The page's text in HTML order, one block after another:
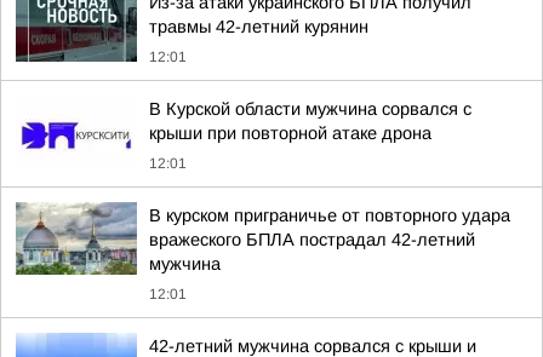
травмы 42-летний курянин
12:01
В Курской области мужчина сорвался с
крыши при повторной атаке дрона
12:01
В курском приграничье от повторного удара
вражеского БПЛА пострадал 42-летний
мужчина
12:01
42-летний мужчина сорвался с крыши и